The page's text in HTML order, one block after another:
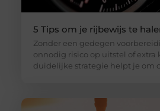
5 Tips om je rijbewijs te
Zonder een gedegen
onnodig risico op uitstel of extra
duidelijke strategie helpt je om